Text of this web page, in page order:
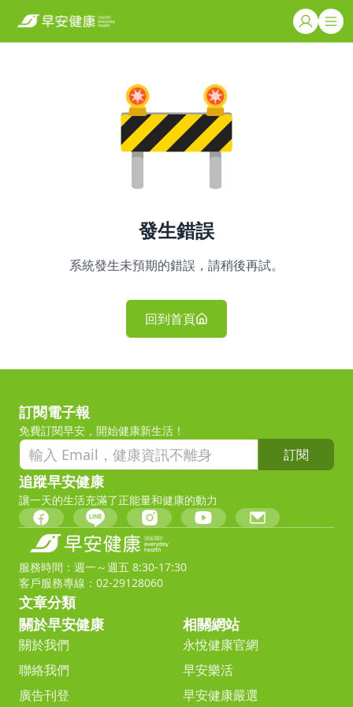
發生錯誤
系統發生未預期的錯誤，請稍後再試。
回到首頁
訂閱電子報
免費訂閱早安，開始健康新生活！
訂閱
追蹤早安健康
讓一天的生活充滿了正能量和健康的動力
服務時間：週一～週五 8:30-17:30
客戶服務專線：02-29128060
文章分類
關於早安健康
關於我們
聯絡我們
廣告刊登
相關網站
永悅健康官網
早安樂活
早安健康嚴選